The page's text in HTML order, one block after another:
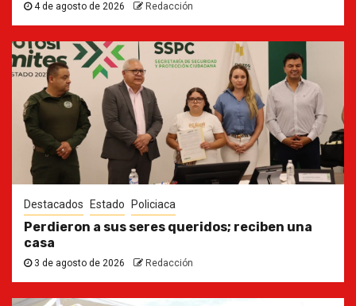
4 de agosto de 2026 Redacción
Destacados Estado Policiaca
Perdieron a sus seres queridos; reciben una
casa
3 de agosto de 2026 Redacción